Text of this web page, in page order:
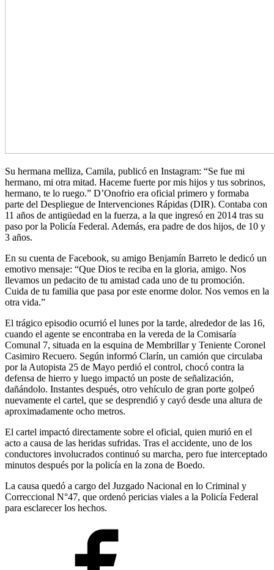
Su hermana melliza, Camila, publicó en Instagram: “Se fue mi
hermano, mi otra mitad. Haceme fuerte por mis hijos y tus sobrinos,
hermano, te lo ruego.” D’Onofrio era oficial primero y formaba
parte del Despliegue de Intervenciones Rápidas (DIR). Contaba con
11 años de antigüedad en la fuerza, a la que ingresó en 2014 tras su
paso por la Policía Federal. Además, era padre de dos hijos, de 10 y
3 años.
En su cuenta de Facebook, su amigo Benjamín Barreto le dedicó un
emotivo mensaje: “Que Dios te reciba en la gloria, amigo. Nos
llevamos un pedacito de tu amistad cada uno de tu promoción.
Cuida de tu familia que pasa por este enorme dolor. Nos vemos en la
otra vida.”
El trágico episodio ocurrió el lunes por la tarde, alrededor de las 16,
cuando el agente se encontraba en la vereda de la Comisaría
Comunal 7, situada en la esquina de Membrillar y Teniente Coronel
Casimiro Recuero. Según informó Clarín, un camión que circulaba
por la Autopista 25 de Mayo perdió el control, chocó contra la
defensa de hierro y luego impactó un poste de señalización,
dañándolo. Instantes después, otro vehículo de gran porte golpeó
nuevamente el cartel, que se desprendió y cayó desde una altura de
aproximadamente ocho metros.
El cartel impactó directamente sobre el oficial, quien murió en el
acto a causa de las heridas sufridas. Tras el accidente, uno de los
conductores involucrados continuó su marcha, pero fue interceptado
minutos después por la policía en la zona de Boedo.
La causa quedó a cargo del Juzgado Nacional en lo Criminal y
Correccional N°47, que ordenó pericias viales a la Policía Federal
para esclarecer los hechos.